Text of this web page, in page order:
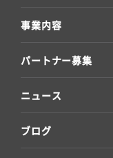
事業内容
パートナー募集
ニュース
ブログ